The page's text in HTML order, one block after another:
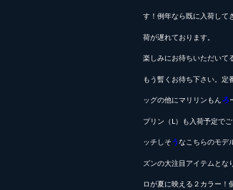
す！ 例年なら既に入荷して
荷が遅れております。
楽しみにお待ちいただいて
もう暫くお待ち下さい。 定
ッグの他にマリリンもんろ
プリン（L） も入荷予定で
ッチしそうなこちらのモデ
ズンの大注目アイテムとな
ロが夏に映える２カラー！